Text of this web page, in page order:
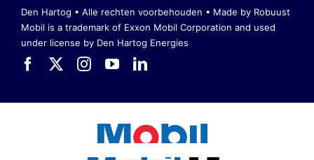
Den Hartog • Alle rechten voorbehouden • Made by Robuust
Mobil is a trademark of Exxon Mobil Corporation and used
under license by Den Hartog Energies